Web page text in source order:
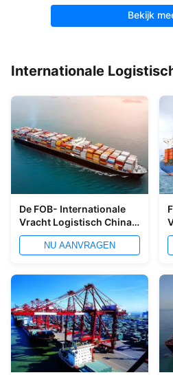
Bekijk
Internationale
De FOB- Internationale
Vracht Logistisch China
van EXW aan het Pakhuis
van Europa
NU AANVRAGEN